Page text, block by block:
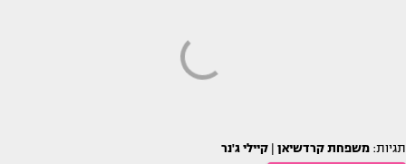
תגיות: משפחת קרדשיאן קיילי ג'נר